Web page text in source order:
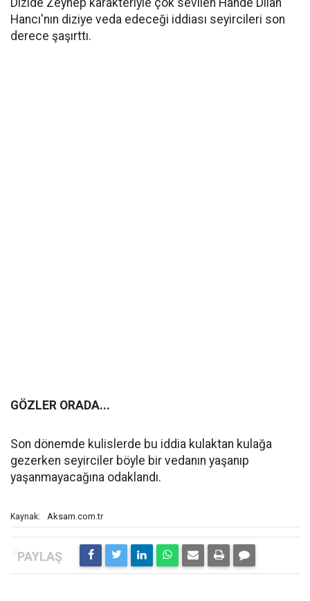
Hancı'nın diziye veda edeceği iddiası seyircileri son
derece şaşırttı.
GÖZLER ORADA...
Son dönemde kulislerde bu iddia kulaktan kulağa
gezerken seyirciler böyle bir vedanın yaşanıp
yaşanmayacağına odaklandı.
Kaynak: Aksam.com.tr